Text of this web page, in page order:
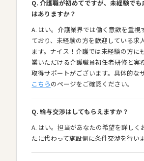
Q. 介護職が初めてですが、未経験で
はありますか？
A. はい。介護業界では働く意欲を重視
ており、未経験の方を歓迎している求
ます。ナイス！介護では未経験の方に
業いただける介護職員初任者研修と実
取得サポートがございます。具体的な
こちらのページをご確認ください。
Q. 給与交渉はしてもらえますか？
A. はい。担当があなたの希望を詳しく
たに代わって施設側に条件交渉を行いま